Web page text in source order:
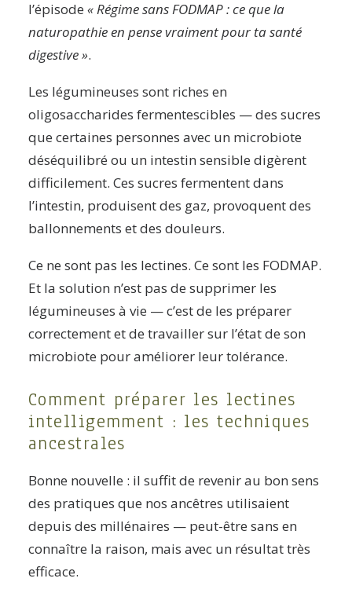
l’épisode « Régime sans FODMAP : ce que la
naturopathie en pense vraiment pour ta santé
digestive ».
Les légumineuses sont riches en
oligosaccharides fermentescibles — des sucres
que certaines personnes avec un microbiote
déséquilibré ou un intestin sensible digèrent
difficilement. Ces sucres fermentent dans
l’intestin, produisent des gaz, provoquent des
ballonnements et des douleurs.
Ce ne sont pas les lectines. Ce sont les FODMAP.
Et la solution n’est pas de supprimer les
légumineuses à vie — c’est de les préparer
correctement et de travailler sur l’état de son
microbiote pour améliorer leur tolérance.
Comment préparer les lectines
intelligemment : les techniques
ancestrales
Bonne nouvelle : il suffit de revenir au bon sens
des pratiques que nos ancêtres utilisaient
depuis des millénaires — peut-être sans en
connaître la raison, mais avec un résultat très
efficace.